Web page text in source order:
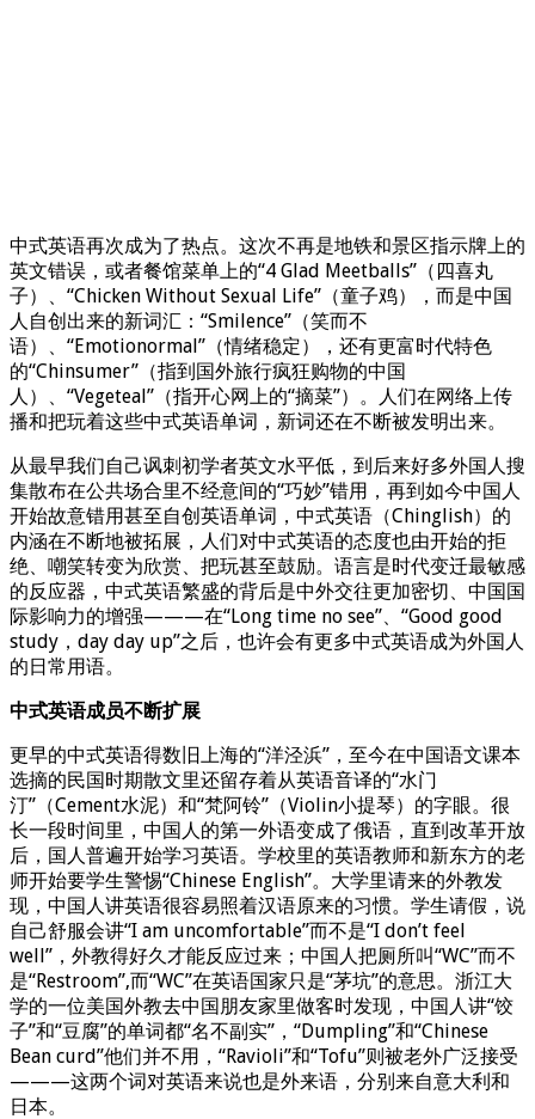
中式英语再次成为了热点。这次不再是地铁和景区指示牌上的
英文错误，或者餐馆菜单上的“4 Glad Meetballs”（四喜丸
子）、“Chicken Without Sexual Life”（童子鸡），而是中国
人自创出来的新词汇：“Smilence”（笑而不
语）、“Emotionormal”（情绪稳定），还有更富时代特色
的“Chinsumer”（指到国外旅行疯狂购物的中国
人）、“Vegeteal”（指开心网上的“摘菜”）。人们在网络上传
播和把玩着这些中式英语单词，新词还在不断被发明出来。
从最早我们自己讽刺初学者英文水平低，到后来好多外国人搜
集散布在公共场合里不经意间的“巧妙”错用，再到如今中国人
开始故意错用甚至自创英语单词，中式英语（Chinglish）的
内涵在不断地被拓展，人们对中式英语的态度也由开始的拒
绝、嘲笑转变为欣赏、把玩甚至鼓励。语言是时代变迁最敏感
的反应器，中式英语繁盛的背后是中外交往更加密切、中国国
际影响力的增强———在“Long time no see”、“Good good
study，day day up”之后，也许会有更多中式英语成为外国人
的日常用语。
中式英语成员不断扩展
更早的中式英语得数旧上海的“洋泾浜”，至今在中国语文课本
选摘的民国时期散文里还留存着从英语音译的“水门
汀”（Cement水泥）和“梵阿铃”（Violin小提琴）的字眼。很
长一段时间里，中国人的第一外语变成了俄语，直到改革开放
后，国人普遍开始学习英语。学校里的英语教师和新东方的老
师开始要学生警惕“Chinese English”。大学里请来的外教发
现，中国人讲英语很容易照着汉语原来的习惯。学生请假，说
自己舒服会讲“I am uncomfortable”而不是“I don’t feel
well”，外教得好久才能反应过来；中国人把厕所叫“WC”而不
是“Restroom”,而“WC”在英语国家只是“茅坑”的意思。浙江大
学的一位美国外教去中国朋友家里做客时发现，中国人讲“饺
子”和“豆腐”的单词都“名不副实”，“Dumpling”和“Chinese
Bean curd”他们并不用，“Ravioli”和“Tofu”则被老外广泛接受
———这两个词对英语来说也是外来语，分别来自意大利和
日本。